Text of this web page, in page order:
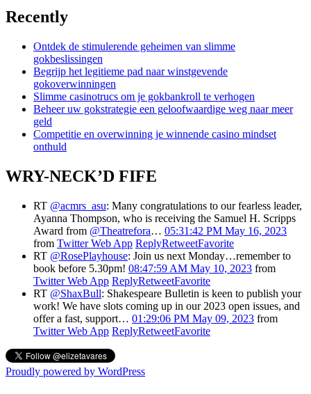
Recently
Ontdek de stimulerende geheimen van slimme
gokbeslissingen
Begrijp het legitieme pad naar winstgevende
gokoverwinningen
Slimme casinotrucs om je gokbankroll te verhogen
Beheer uw gokstrategie een geloofwaardige weg naar meer
geld
Competitie en overwinning je winnende casino mindset
onthuld
WRY-NECK’D FIFE
RT @acmrs_asu: Many congratulations to our fearless leader,
Ayanna Thompson, who is receiving the Samuel H. Scripps
Award from @Theatrefora… 05:31:42 PM May 16, 2023
from Twitter Web App ReplyRetweetFavorite
RT @RosePlayhouse: Join us next Monday…remember to
book before 5.30pm! 08:47:59 AM May 10, 2023 from
Twitter Web App ReplyRetweetFavorite
RT @ShaxBull: Shakespeare Bulletin is keen to publish your
work! We have slots coming up in our 2023 open issues, and
offer a fast, support… 01:29:06 PM May 09, 2023 from
Twitter Web App ReplyRetweetFavorite
Proudly powered by WordPress